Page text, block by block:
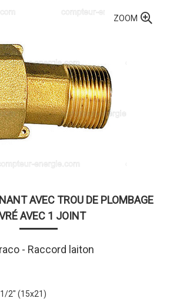
ZOOM
AVEC TROU DE PLOMBAGE
AVEC 1 JOINT
- Raccord laiton
2" (15x21)